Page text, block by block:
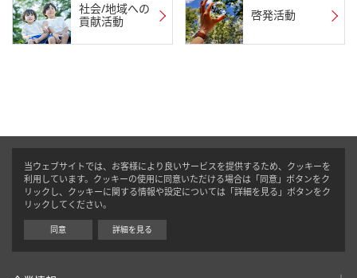
社会/地域への
貢献活動
啓発活動
当ウェブサイトでは、お客様により良いサービスを提供するため、クッキーを
利用しています。クッキーの使用に同意いただける場合は「同意」ボタンをク
リックし、クッキーに関する情報や設定については「詳細を見る」ボタンをク
リックしてください。
同意 詳細を見る